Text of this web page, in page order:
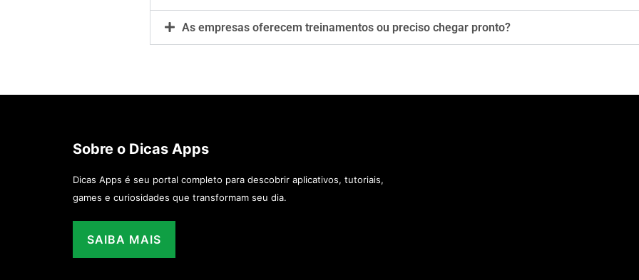
As empresas oferecem treinamentos ou preciso chegar pronto?
Sobre o Dicas Apps
Dicas Apps é seu portal completo para descobrir aplicativos, tutoriais,
games e curiosidades que transformam seu dia.
SAIBA MAIS